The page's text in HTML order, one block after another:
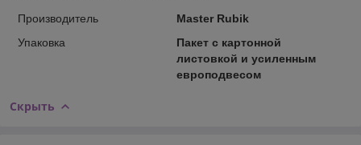
Производитель
Master Rubik
Упаковка
Пакет с картонной
листовкой и усиленным
европодвесом
Скрыть